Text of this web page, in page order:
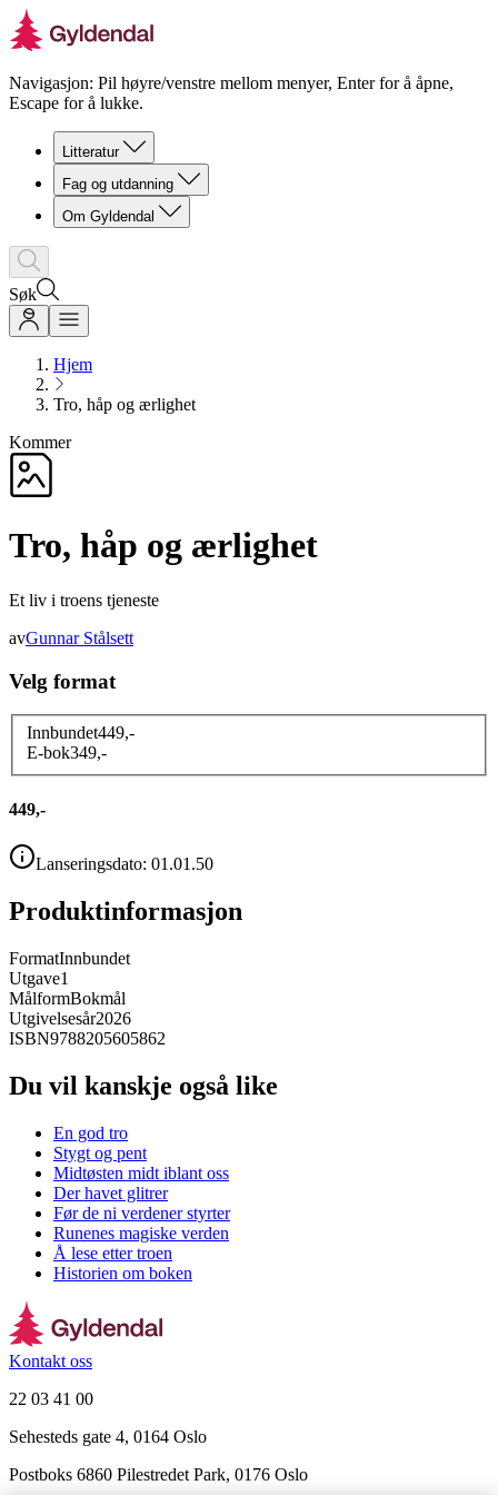
Navigasjon: Pil høyre/venstre mellom menyer, Enter for å åpne,
Escape for å lukke.
Litteratur
Fag og utdanning
Om Gyldendal
Søk
Hjem
Tro, håp og ærlighet
Kommer
Tro, håp og ærlighet
Et liv i troens tjeneste
avGunnar Stålsett
Velg format
Innbundet449,-
E-bok349,-
449,-
Lanseringsdato: 01.01.50
Produktinformasjon
FormatInnbundet
Utgave1
MålformBokmål
Utgivelsesår2026
ISBN9788205605862
Du vil kanskje også like
En god tro
Stygt og pent
Midtøsten midt iblant oss
Der havet glitrer
Før de ni verdener styrter
Runenes magiske verden
Å lese etter troen
Historien om boken
Kontakt oss
22 03 41 00
Sehesteds gate 4, 0164 Oslo
Postboks 6860 Pilestredet Park, 0176 Oslo